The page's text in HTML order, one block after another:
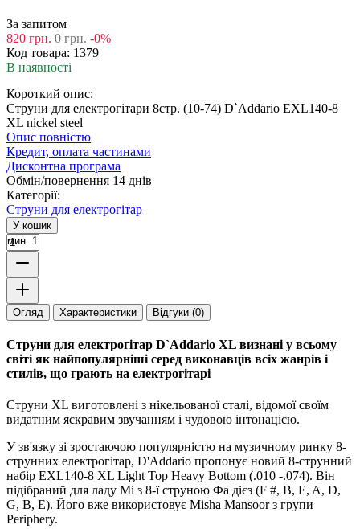
За запитом
820 грн. 0 грн. -0%
Код товара: 1379
В наявності
Короткий опис:
Струни для електрогітари 8стр. (10-74) D`Addario EXL140-8
XL nickel steel
Опис повністю
Кредит, оплата частинами
Дисконтна програма
Обмін/повернення 14 днів
Категорії:
Струни для електрогітар
У кошик
мин. 1
Огляд Характеристики Відгуки (0)
Струни для електрогітар D`Addario XL визнані у всьому
світі як найпопулярніші серед виконавців всіх жанрів і
стилів, що грають на електрогітарі
Струни XL виготовлені з нікельованої сталі, відомої своїм
видатним яскравим звучанням і чудовою інтонацією.
У зв'язку зі зростаючою популярністю на музичному ринку 8-
струнних електрогітар, D'Addario пропонує новий 8-струнний
набір EXL140-8 XL Light Top Heavy Bottom (.010 -.074). Він
підібраний для ладу Мі з 8-ї струною Фа дієз (F #, B, E, A, D,
G, B, E). Його вже використовує Misha Mansoor з групи
Periphery.